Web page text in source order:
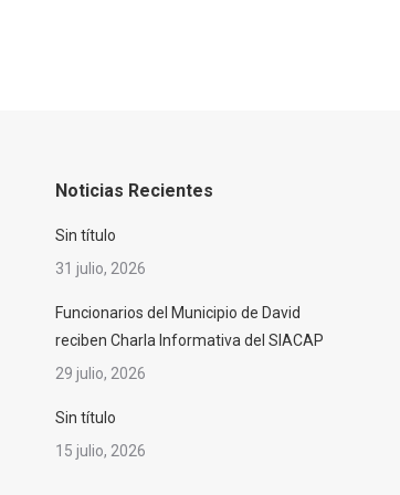
Noticias Recientes
Sin título
31 julio, 2026
Funcionarios del Municipio de David
reciben Charla Informativa del SIACAP
29 julio, 2026
Sin título
15 julio, 2026